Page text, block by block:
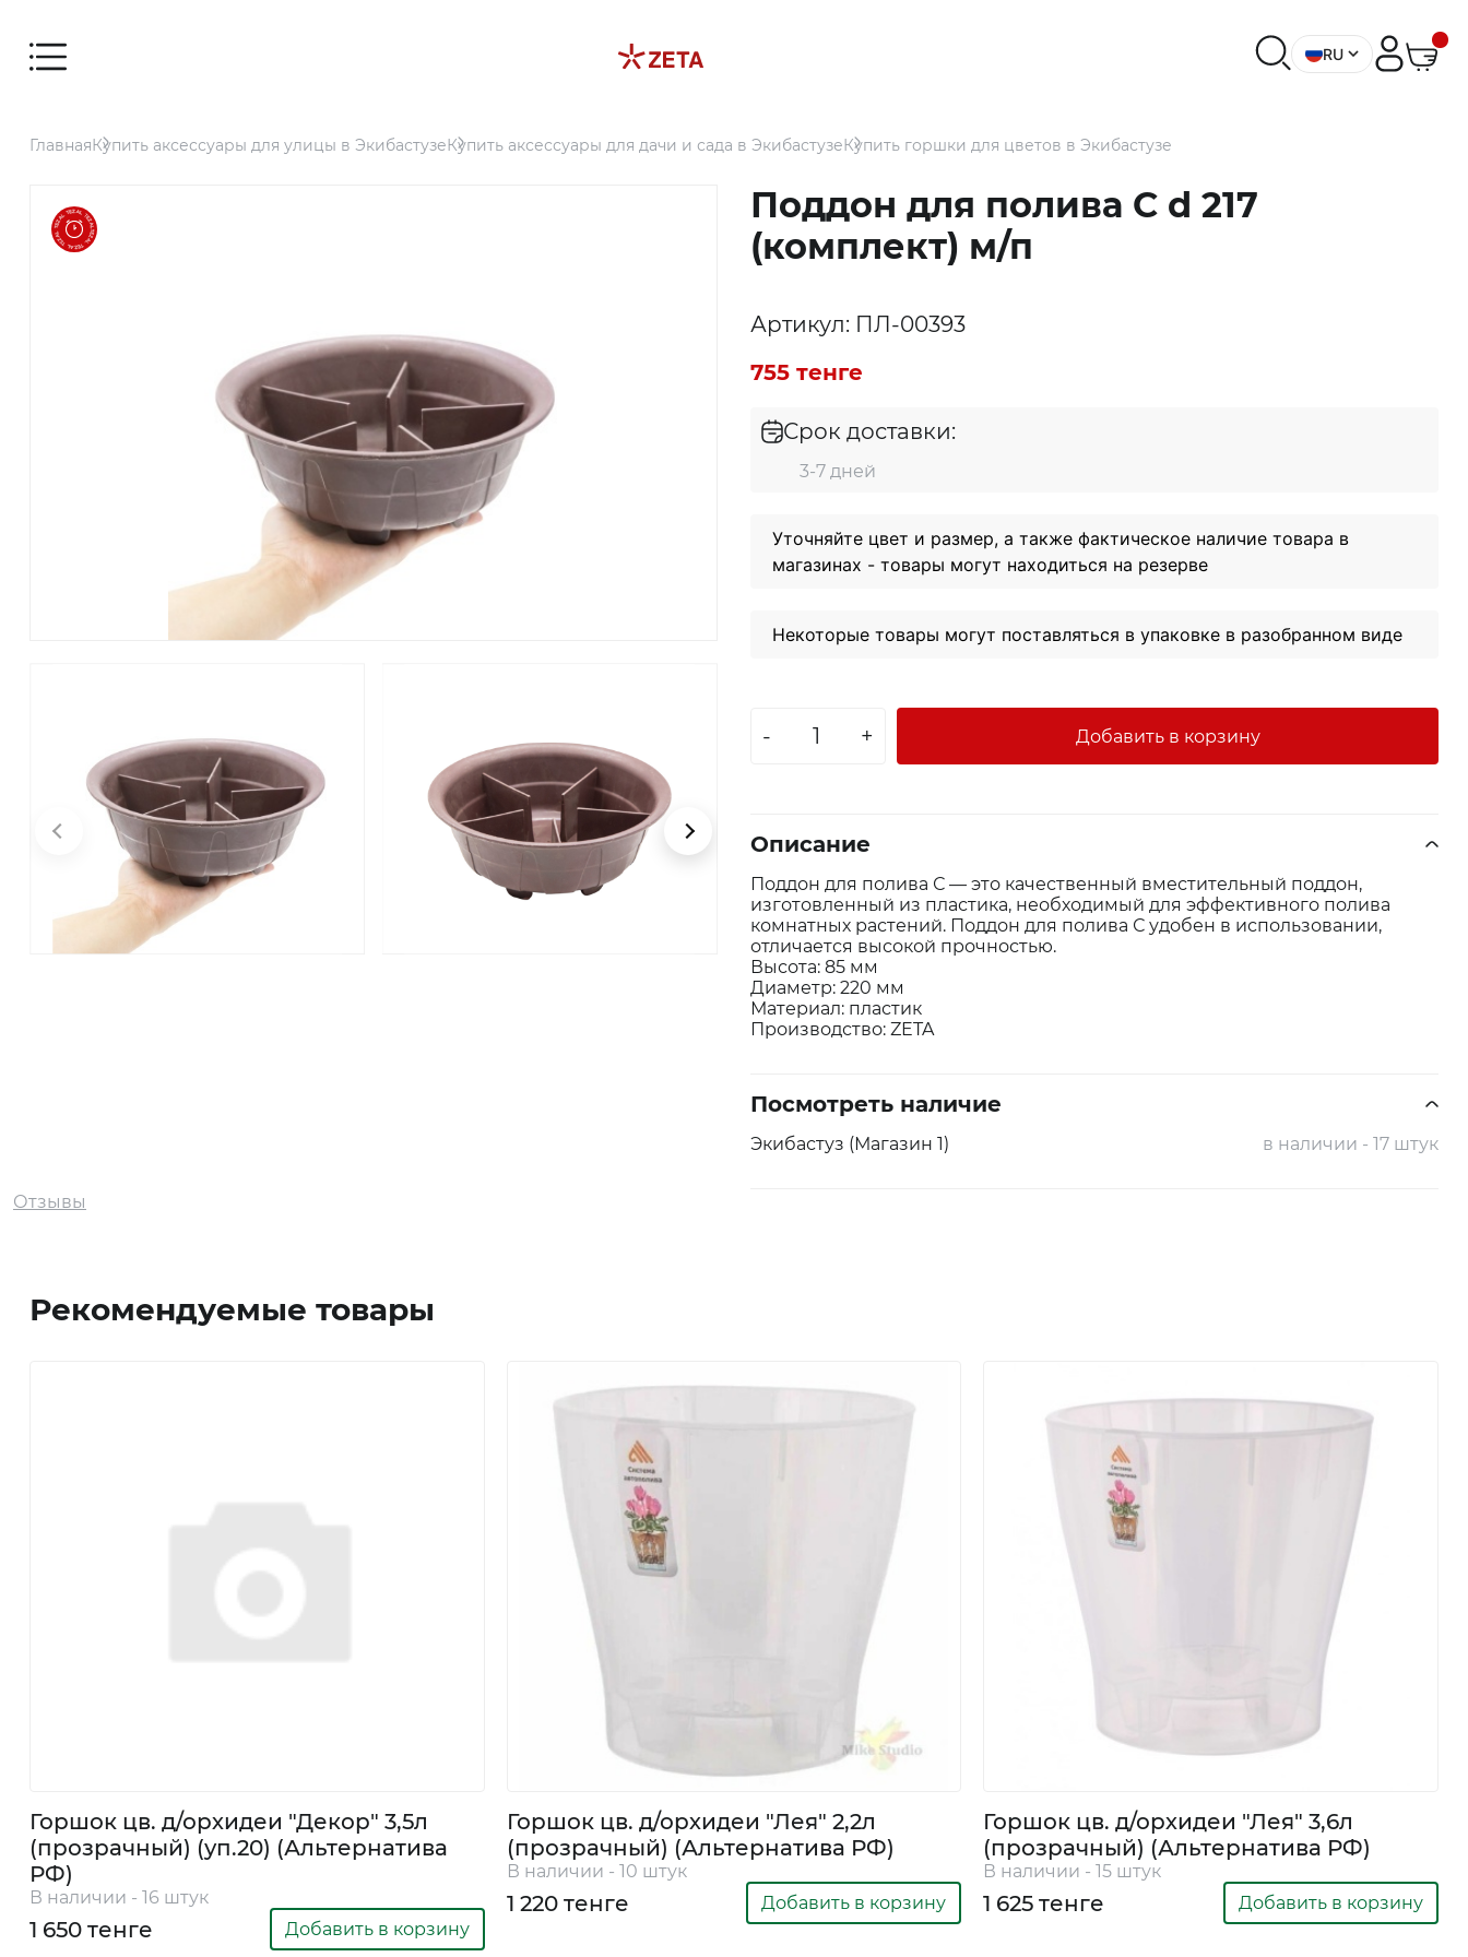
Для
террасы и
Экибастуз
8
747
363
0112
RU
ГлавнаяКупить аксессуары для улицы в ЭкибастузеКупить аксессуары для дачи и сада в ЭкибастузеКупить горшки для цветов в Экибастузе
Поддон для полива С d 217
(комплект) м/п
Артикул: ПЛ-00393
755 тенге
Срок доставки:
3-7 дней
Уточняйте цвет и размер, а также фактическое наличие товара в
магазинах - товары могут находиться на резерве
Некоторые товары могут поставляться в упаковке в разобранном виде
- + Добавить в корзину
Описание
Поддон для полива С — это качественный вместительный поддон,
изготовленный из пластика, необходимый для эффективного полива
комнатных растений. Поддон для полива С удобен в использовании,
отличается высокой прочностью.
Высота: 85 мм
Диаметр: 220 мм
Материал: пластик
Производство: ZETA
Посмотреть наличие
Экибастуз (Магазин 1) в наличии - 17 штук
Отзывы
Рекомендуемые товары
Горшок цв. д/орхидеи "Декор" 3,5л
(прозрачный) (уп.20) (Альтернатива
РФ)
В наличии - 16 штук
1 650 тенге Добавить в корзину
Горшок цв. д/орхидеи "Лея" 2,2л
(прозрачный) (Альтернатива РФ)
В наличии - 10 штук
1 220 тенге Добавить в корзину
Горшок цв. д/орхидеи "Лея" 3,6л
(прозрачный) (Альтернатива РФ)
В наличии - 15 штук
1 625 тенге Добавить в корзину